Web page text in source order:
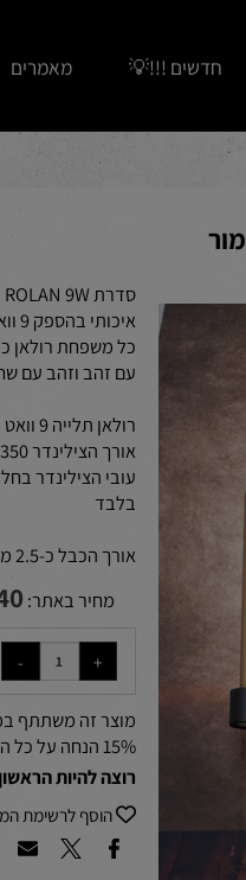
!!!💡 מאמרים
איכותי בהספק 9 וואט ואפשרות לדימור.
כל משפחת רולאן
עם זהב וזהב עם שחור.
רולאן תלייה 9 וואט ניתן לדימור עם עוצמת הארה של 900 לומנס
אורך הצילינדר 350 מ"מ
בלבד
מוצר זה משתתף
רוצה להיות הראשון
הוסף לרשימת